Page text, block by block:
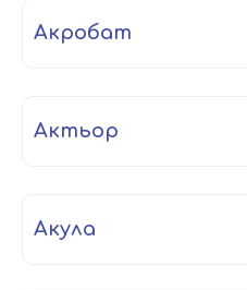
акробат
актьор
акула